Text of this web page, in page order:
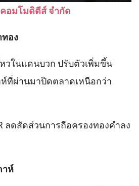
อมโมดิตีส์ จำกัด
อง
วในแดนบวก ปรับตัวเพิ่มขึ้น
ห์ที่ผ่านมาปิดตลาดเหนือกว่า
ลดสัดส่วนการถือครองทองคําลง
าห์